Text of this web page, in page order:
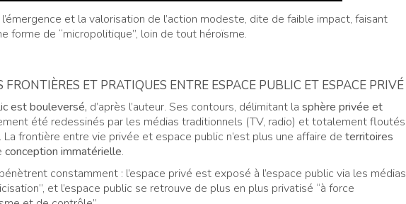
et la valorisation de l’action modeste, dite de faible impact, faisant
forme de “micropolitique”, loin de tout héroïsme.
ET PRATIQUES ENTRE ESPACE PUBLIC ET ESPACE PRIVÉ
est bouleversé, d’après l’auteur. Ses contours, délimitant la sphère privée et
été redessinés par les médias traditionnels (TV, radio) et totalement floutés
La frontière entre vie privée et espace public n’est plus une affaire de territoires
conception immatérielle.
constamment : l’espace privé est exposé à l’espace public via les médias
et l’espace public se retrouve de plus en plus privatisé “à force